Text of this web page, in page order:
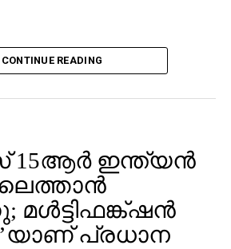
CONTINUE READING
ഇന്ത്യന്‍
മള്‍ട്ടിഫങ്ക്ഷന്‍
പ്രധാന